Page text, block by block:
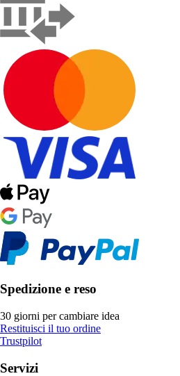
Spedizione e reso
30 giorni per cambiare idea
Restituisci il tuo ordine
Trustpilot
Servizi